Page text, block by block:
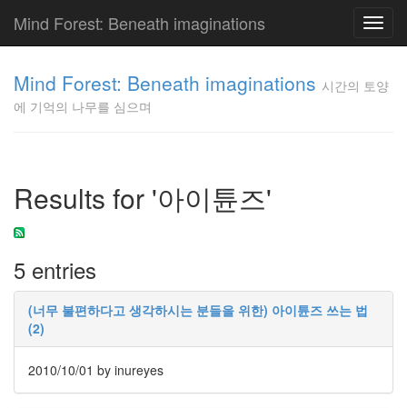
Mind Forest: Beneath imaginations
Mind Forest: Beneath imaginations 시간의 토양
에 기억의 나무를 심으며
Results for '아이튠즈'
5 entries
(너무 불편하다고 생각하시는 분들을 위한) 아이튠즈 쓰는 법
(2)
2010/10/01 by inureyes
이
의
글
단
상
덕
질
의
끝